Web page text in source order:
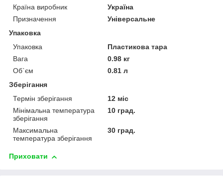
Країна виробник
Україна
Призначення
Універсальне
Упаковка
Упаковка
Пластикова тара
Вага
0.98 кг
Об`єм
0.81 л
Зберігання
Термін зберігання
12 міс
Мінімальна температура
зберігання
10 град.
Максимальна
температура зберігання
30 град.
Приховати